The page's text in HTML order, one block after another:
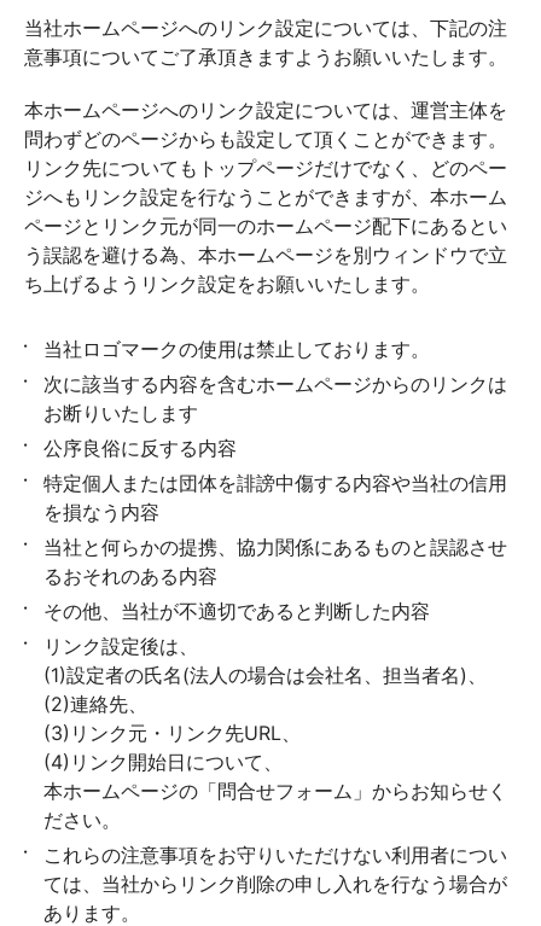
当社ホームページへのリンク設定については、下記の注
意事項についてご了承頂きますようお願いいたします。
本ホームページへのリンク設定については、運営主体を
問わずどのページからも設定して頂くことができます。
リンク先についてもトップページだけでなく、どのペー
ジへもリンク設定を行なうことができますが、本ホーム
ページとリンク元が同一のホームページ配下にあるとい
う誤認を避ける為、本ホームページを別ウィンドウで立
ち上げるようリンク設定をお願いいたします。
当社ロゴマークの使用は禁止しております。
次に該当する内容を含むホームページからのリンクは
お断りいたします
公序良俗に反する内容
特定個人または団体を誹謗中傷する内容や当社の信用
を損なう内容
当社と何らかの提携、協力関係にあるものと誤認させ
るおそれのある内容
その他、当社が不適切であると判断した内容
リンク設定後は、
(1)設定者の氏名(法人の場合は会社名、担当者名)、
(2)連絡先、
(3)リンク元・リンク先URL、
(4)リンク開始日について、
本ホームページの「問合せフォーム」からお知らせく
ださい。
これらの注意事項をお守りいただけない利用者につい
ては、当社からリンク削除の申し入れを行なう場合が
あります。